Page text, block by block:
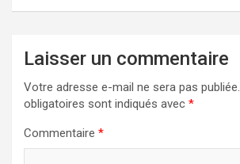
Laisser un commentaire
Votre adresse e-mail ne sera pas publiée.
obligatoires sont indiqués avec *
Commentaire *